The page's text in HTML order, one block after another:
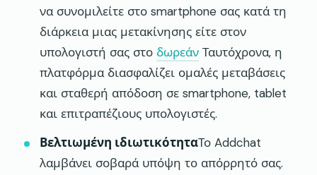
να συνομιλείτε στο smartphone σας κατά τη
διάρκεια μιας μετακίνησης είτε στον
υπολογιστή σας στο δωρεάν Ταυτόχρονα, η
πλατφόρμα διασφαλίζει ομαλές μεταβάσεις
και σταθερή απόδοση σε smartphone, tablet
και επιτραπέζιους υπολογιστές.
Βελτιωμένη ιδιωτικότηταΤο Addchat
λαμβάνει σοβαρά υπόψη το απόρρητό σας.